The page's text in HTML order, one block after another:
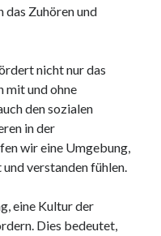
das Zuhören und
nicht nur das
mit und ohne
den sozialen
in der
wir eine Umgebung,
verstanden fühlen.
eine Kultur der
Dies bedeutet,